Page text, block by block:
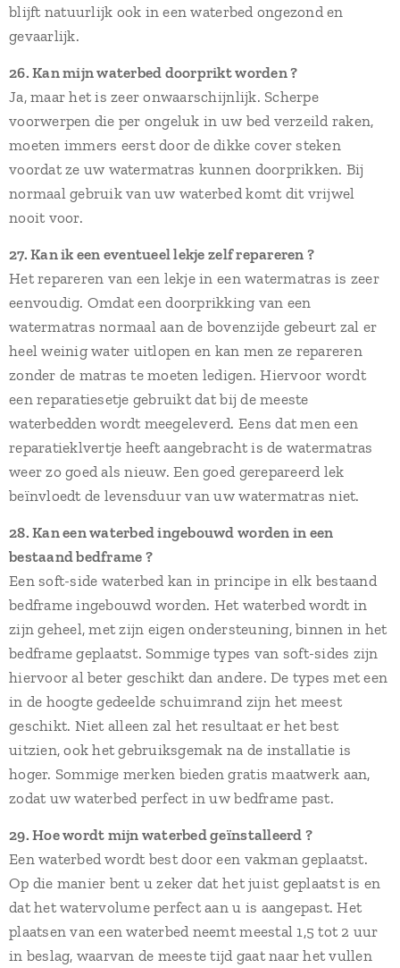
blijft natuurlijk ook in een waterbed ongezond en
gevaarlijk.
26. Kan mijn waterbed doorprikt worden ?
Ja, maar het is zeer onwaarschijnlijk. Scherpe
voorwerpen die per ongeluk in uw bed verzeild raken,
moeten immers eerst door de dikke cover steken
voordat ze uw watermatras kunnen doorprikken. Bij
normaal gebruik van uw waterbed komt dit vrijwel
nooit voor.
27. Kan ik een eventueel lekje zelf repareren ?
Het repareren van een lekje in een watermatras is zeer
eenvoudig. Omdat een doorprikking van een
watermatras normaal aan de bovenzijde gebeurt zal er
heel weinig water uitlopen en kan men ze repareren
zonder de matras te moeten ledigen. Hiervoor wordt
een reparatiesetje gebruikt dat bij de meeste
waterbedden wordt meegeleverd. Eens dat men een
reparatieklvertje heeft aangebracht is de watermatras
weer zo goed als nieuw. Een goed gerepareerd lek
beïnvloedt de levensduur van uw watermatras niet.
28. Kan een waterbed ingebouwd worden in een
bestaand bedframe ?
Een soft-side waterbed kan in principe in elk bestaand
bedframe ingebouwd worden. Het waterbed wordt in
zijn geheel, met zijn eigen ondersteuning, binnen in het
bedframe geplaatst. Sommige types van soft-sides zijn
hiervoor al beter geschikt dan andere. De types met een
in de hoogte gedeelde schuimrand zijn het meest
geschikt. Niet alleen zal het resultaat er het best
uitzien, ook het gebruiksgemak na de installatie is
hoger. Sommige merken bieden gratis maatwerk aan,
zodat uw waterbed perfect in uw bedframe past.
29. Hoe wordt mijn waterbed geïnstalleerd ?
Een waterbed wordt best door een vakman geplaatst.
Op die manier bent u zeker dat het juist geplaatst is en
dat het watervolume perfect aan u is aangepast. Het
plaatsen van een waterbed neemt meestal 1,5 tot 2 uur
in beslag, waarvan de meeste tijd gaat naar het vullen